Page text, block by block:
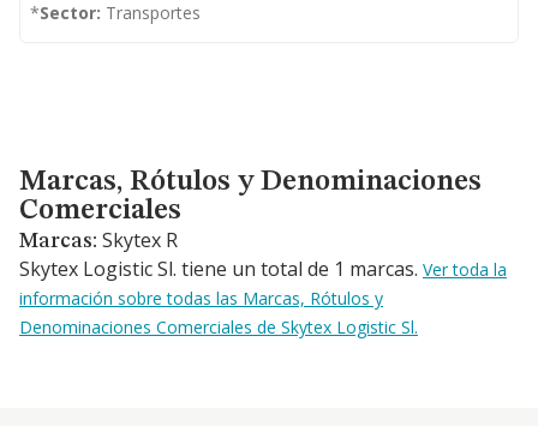
*Sector: Transportes
Marcas, Rótulos y Denominaciones Comerciales
Marcas, Rótulos y Denominaciones
Comerciales
Marcas: Skytex R
Skytex Logistic Sl. tiene un total de 1 marcas. Ver toda la
información sobre todas las Marcas, Rótulos y
Denominaciones Comerciales de Skytex Logistic Sl.